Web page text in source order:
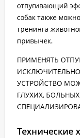
отпугивающий
собак также
тренинга
привычек.
ПРИМЕНЯТЬ
УСТРОЙСТВО
ГЛУХИХ,
Технические